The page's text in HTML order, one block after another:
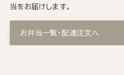
当をお届けします。
お弁当一覧・配達注文へ